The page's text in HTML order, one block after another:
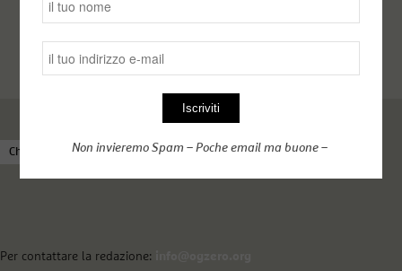
Chi siamo Come funziona OGzero Complici nel web
Per contattare la redazione:
Non invieremo Spam – Poche email ma buone –